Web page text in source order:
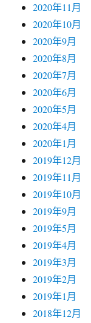
2020年11月
2020年10月
2020年9月
2020年8月
2020年7月
2020年6月
2020年5月
2020年4月
2020年1月
2019年12月
2019年11月
2019年10月
2019年9月
2019年5月
2019年4月
2019年3月
2019年2月
2019年1月
2018年12月